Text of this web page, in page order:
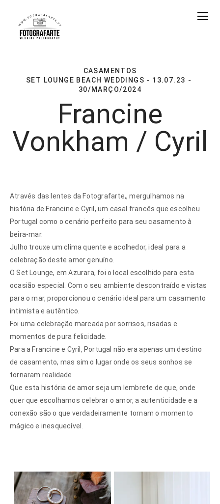
CASAMENTOS
SET LOUNGE BEACH WEDDINGS - 13.07.23
30/MARÇO/2024
Francine
Vonkham / Cyril
Através das lentes da Fotografarte,, mergulhamos na
história de Francine e Cyril, um casal francês que escolheu
Portugal como o cenário perfeito para seu casamento à
beira-mar.
Julho trouxe um clima quente e acolhedor, ideal para a
celebração deste amor genuíno.
O Set Lounge, em Azurara, foi o local escolhido para esta
ocasião especial. Com o seu ambiente descontraído e vistas
para o mar, proporcionou o cenário ideal para um casamento
intimista e autêntico.
Foi uma celebração marcada por sorrisos, risadas e
momentos de pura felicidade.
Para a Francine e Cyril, Portugal não era apenas um destino
de casamento, mas sim o lugar onde os seus sonhos se
tornaram realidade.
Que esta história de amor seja um lembrete de que, onde
quer que escolhamos celebrar o amor, a autenticidade e a
conexão são o que verdadeiramente tornam o momento
mágico e inesquecível.